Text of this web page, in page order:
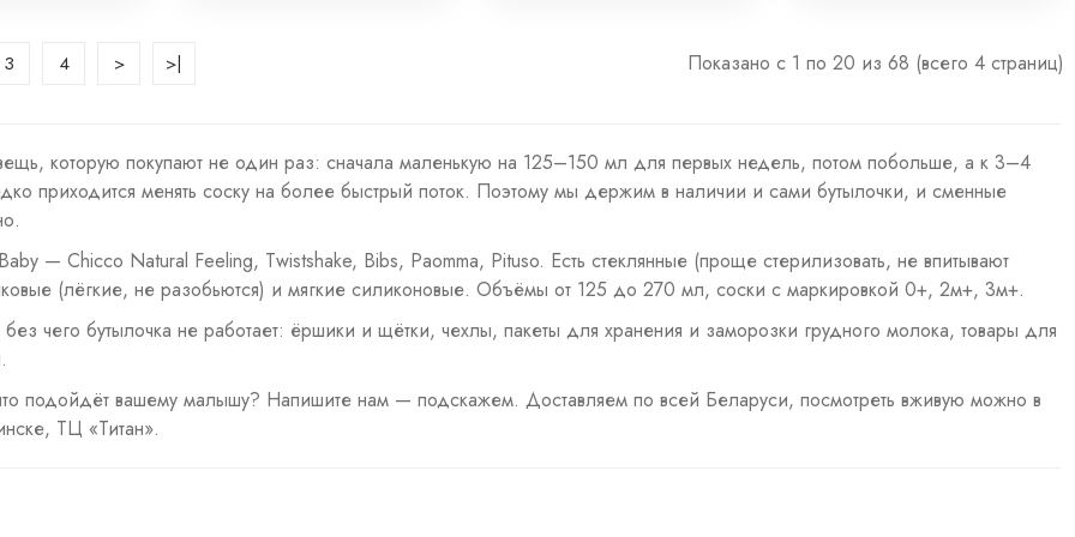
3 4 > >| Показано с 1 по 20 из 68 (всего 4 страниц)
которую покупают не один раз: сначала маленькую на 125–150 мл для первых недель, потом побольше, а к 3–4
приходится менять соску на более быстрый поток. Поэтому мы держим в наличии и сами бутылочки, и сменные
— Chicco Natural Feeling, Twistshake, Bibs, Paomma, Pituso. Есть стеклянные (проще стерилизовать, не впитывают
(лёгкие, не разобьются) и мягкие силиконовые. Объёмы от 125 до 270 мл, соски с маркировкой 0+, 2м+, 3м+.
чего бутылочка не работает: ёршики и щётки, чехлы, пакеты для хранения и заморозки грудного молока, товары для
подойдёт вашему малышу? Напишите нам — подскажем. Доставляем по всей Беларуси, посмотреть вживую можно в
ТЦ «Титан».